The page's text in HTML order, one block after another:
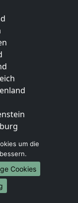
um die
Cookies